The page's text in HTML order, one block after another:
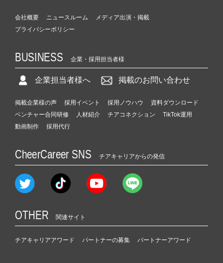
会社概要 ニュースルーム
メディア出演・掲載
プライバシーポリシー
BUSINESS 企業・採用担当者様
企業担当者様へ 掲載のお問い合わせ
掲載企業様の声 採用イベント 採用ノウハウ
資料ダウンロード
ベンチャー合同研修
人材紹介 チアコネクション
TikTok運用
動画制作
採用代行
CheerCareer SNS チアキャリアからの発信
OTHER 関連サイト
チアキャリアアワード パートナーの募集 パートナーアワード